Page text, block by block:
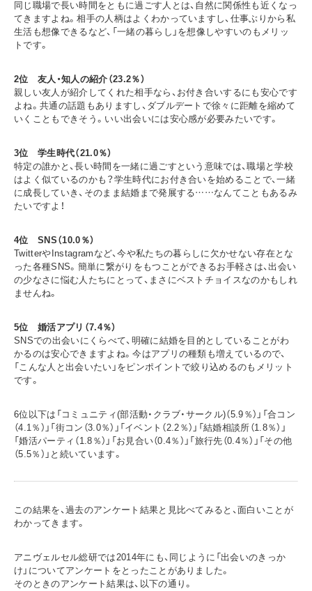
同じ職場で長い時間をともに過ごす人とは、自然に関係性も近くなっ
てきますよね。相手の人柄はよくわかっていますし、仕事ぶりから私
生活も想像できるなど、「一緒の暮らし」を想像しやすいのもメリッ
トです。
2位 友人・知人の紹介（23.2％）
親しい友人が紹介してくれた相手なら、お付き合いするにも安心です
よね。共通の話題もありますし、ダブルデートで徐々に距離を縮めて
いくこともできそう。いい出会いには安心感が必要みたいです。
3位 学生時代（21.0％）
特定の誰かと、長い時間を一緒に過ごすという意味では、職場と学校
はよく似ているのかも？学生時代にお付き合いを始めることで、一緒
に成長していき、そのまま結婚まで発展する……なんてこともあるみ
たいですよ！
4位 SNS（10.0％）
TwitterやInstagramなど、今や私たちの暮らしに欠かせない存在とな
った各種SNS。簡単に繋がりをもつことができるお手軽さは、出会い
の少なさに悩む人たちにとって、まさにベストチョイスなのかもしれ
ませんね。
5位 婚活アプリ（7.4％）
SNSでの出会いにくらべて、明確に結婚を目的としていることがわ
かるのは安心できますよね。今はアプリの種類も増えているので、
「こんな人と出会いたい」をピンポイントで絞り込めるのもメリット
です。
6位以下は「コミュニティ(部活動・クラブ・サークル)（5.9％）」「合コン
（4.1％）」「街コン（3.0％）」「イベント（2.2％）」「結婚相談所（1.8％）」
「婚活パーティ（1.8％）」「お見合い（0.4％）」「旅行先（0.4％）」「その他
（5.5％）」と続いています。
この結果を、過去のアンケート結果と見比べてみると、面白いことが
わかってきます。
アニヴェルセル総研では2014年にも、同じように「出会いのきっか
け」についてアンケートをとったことがありました。
そのときのアンケート結果は、以下の通り。